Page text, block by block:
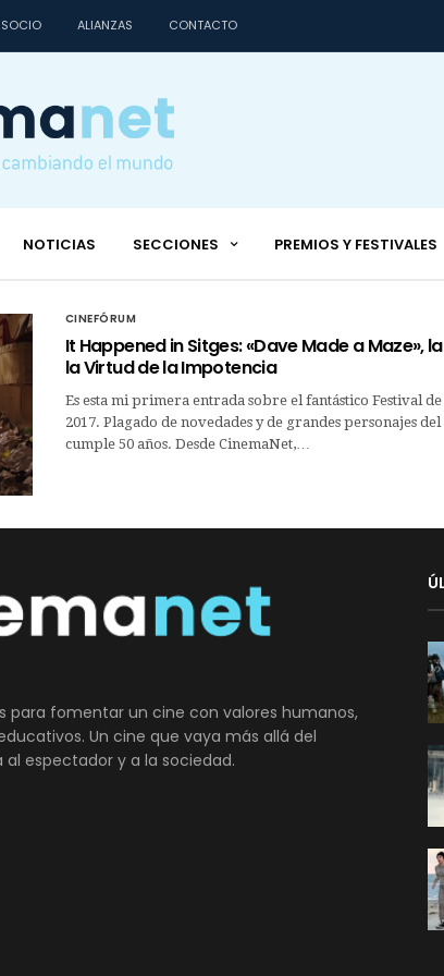
SOCIO ALIANZAS CONTACTO
NOTICIAS SECCIONES PREMIOS Y FESTIVALES
CINEFÓRUM
It Happened in Sitges: «Dave Made a Maze»,
la Virtud de la Impotencia
Es esta mi primera entrada sobre el fantástico Festival de
2017. Plagado de novedades y de grandes personajes
cumple 50 años. Desde CinemaNet,…
para fomentar un cine con valores humanos,
Un cine que vaya más allá del
espectador y a la sociedad.